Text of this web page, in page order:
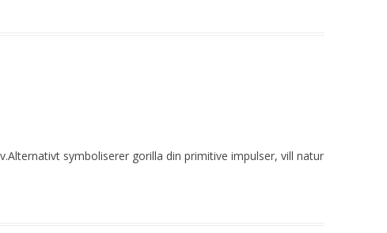
symboliserer gorilla din primitive impulser, vill natur